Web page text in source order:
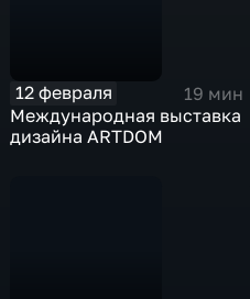
12 февраля
19 мин
Международная выставка
дизайна ARTDOM